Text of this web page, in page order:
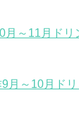
月～11月ド
月～10月ド